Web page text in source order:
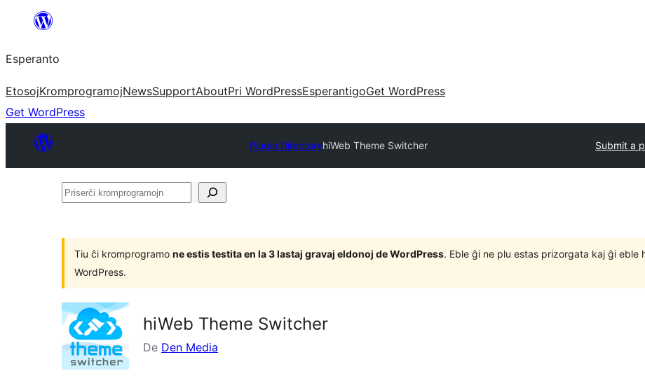
al
la
enhavo
Esperanto
EtosojKromprogramojNewsSupportAboutPri WordPressEsperantigoGet WordPress
Get WordPress
Plugin DirectoryhiWeb Theme Switcher Submit a
Priserĉi
Tiu ĉi kromprogramo ne estis testita en la 3 lastaj gravaj eldonoj de WordPress. Eble ĝi ne plu estas prizorgata kaj ĝi eble
WordPress.
hiWeb Theme Switcher
De Den Media